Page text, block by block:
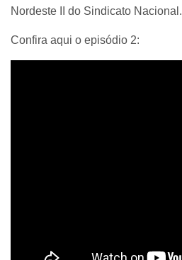
Nordeste II do Sindicato Nacional.
Confira aqui o episódio 2: